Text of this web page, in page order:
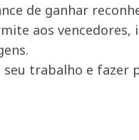
de ganhar
aos
trabalho e fazer